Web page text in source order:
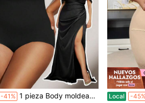
-41% 1 pieza Body moldeador sin costuras negro para mujer talla grande, con ajuste de cintura, control abdominal y levantamiento de glúteos, entrenamiento de cintura y abdomen plano Local -45%